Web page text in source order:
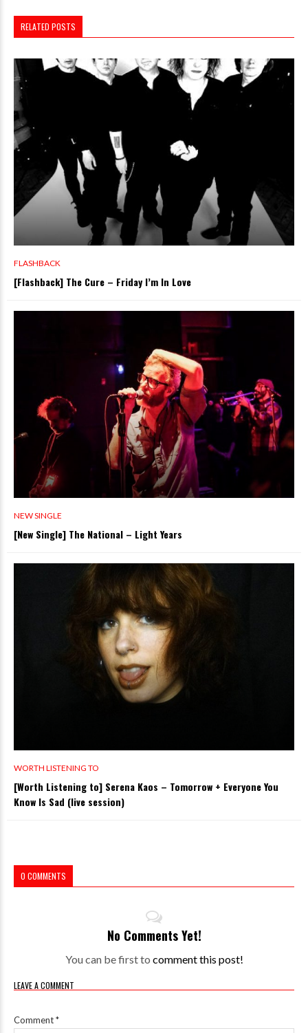
RELATED POSTS
FLASHBACK
[Flashback] The Cure – Friday I’m In Love
NEW SINGLE
[New Single] The National – Light Years
WORTH LISTENING TO
[Worth Listening to] Serena Kaos – Tomorrow + Everyone You
Know Is Sad (live session)
0 COMMENTS
No Comments Yet!
You can be first to comment this post!
LEAVE A COMMENT
Comment*